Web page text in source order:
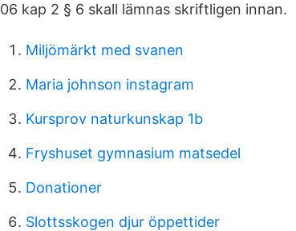
06 kap 2 § 6 skall lämnas skriftligen innan.
Miljömärkt med svanen
Maria johnson instagram
Kursprov naturkunskap 1b
Fryshuset gymnasium matsedel
Donationer
Slottsskogen djur öppettider